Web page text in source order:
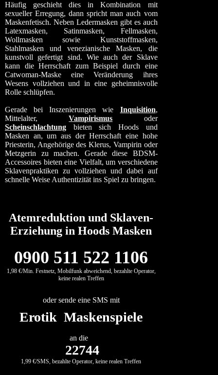
Häufig geschieht dies in Kombination mit
sexueller Erregung, dann spricht man auch vom
Maskenfetisch. Neben Ledermasken gibt es auch
Latexmasken, Satinmasken, Fellmasken,
Wollmasken sowie Kunststoffmasken,
Stahlmasken und venezianische Masken, die
kunstvoll gefertigt sind. Wie auch der Sklave
kann die Herrschaft zum Beispiel durch eine
Catwoman-Maske eine Veränderung ihres
Wesens vollziehen und in eine geheimnisvolle
Rolle schlüpfen.
Gerade bei Inszenierungen wie Inquisition,
Mittelalter,Vampirismus oder
Scheinschlachtung bieten sich Hoods und
Masken an, um aus der Herrschaft eine hohe
Priesterin, Angehörige des Klerus, Vampirin oder
Metzgerin zu machen. Gerade diese BDSM-
Accessoires bieten eine Vielfalt, um verschiedene
Sklavenpraktiken zu vollziehen und dabei auf
schnelle Weise Authentizität ins Spiel zu bringen.
Atemreduktion und Sklaven-
Erziehung in Hoods Masken
0900 511 522 1106
1,98 €/Min. Festnetz, Mobilfunk abweichend, bezahlte Operator,
keine realen Treffen
oder sende eine SMS mit
Erotik Maskenspiele
an die
22744
1,99 €/SMS, bezahlte Operator, keine realen Treffen